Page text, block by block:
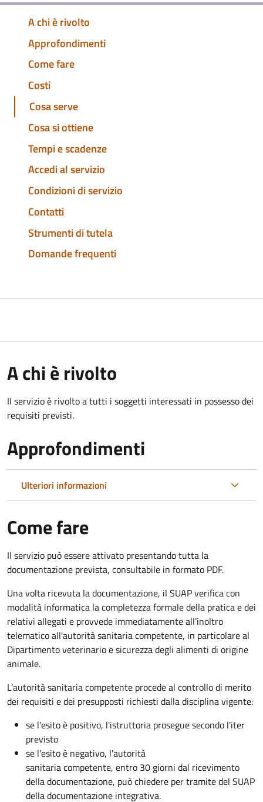
A chi è rivolto
Approfondimenti
Come fare
Costi
Cosa serve
Cosa si ottiene
Tempi e scadenze
Accedi al servizio
Condizioni di servizio
Contatti
Strumenti di tutela
Domande frequenti
A chi è rivolto
Il servizio è rivolto a tutti i soggetti interessati in possesso dei
requisiti previsti.
Approfondimenti
Ulteriori informazioni
Come fare
Il servizio può essere attivato presentando tutta la
documentazione prevista, consultabile in formato PDF.
Una volta ricevuta la documentazione, il SUAP verifica con
modalità informatica la completezza formale della pratica e dei
relativi allegati e provvede immediatamente all’inoltro
telematico all'autorità sanitaria competente, in particolare al
Dipartimento veterinario e sicurezza degli alimenti di origine
animale.
L’autorità sanitaria competente procede al controllo di merito
dei requisiti e dei presupposti richiesti dalla disciplina vigente:
se l'esito è positivo, l'istruttoria prosegue secondo l'iter
previsto
se l'esito è negativo, l'autorità
sanitaria competente, entro 30 giorni dal ricevimento
della documentazione, può chiedere per tramite del SUAP
della documentazione integrativa.